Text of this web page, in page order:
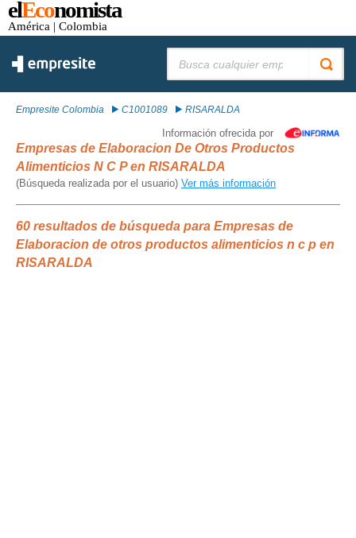
elEconomista
América | Colombia
Empresite Colombia C1001089 RISARALDA
Información ofrecida por
Empresas de Elaboracion De Otros Productos
Alimenticios N C P en RISARALDA
(Búsqueda realizada por el usuario) Ver más información
60 resultados de búsqueda para Empresas de
Elaboracion de otros productos alimenticios n c p en
RISARALDA